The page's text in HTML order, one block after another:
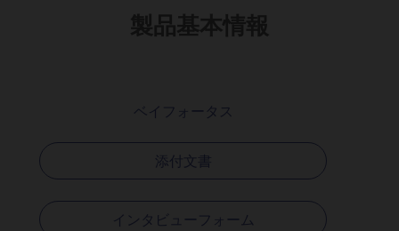
ベイフォータス
添付文書
インタビューフォーム